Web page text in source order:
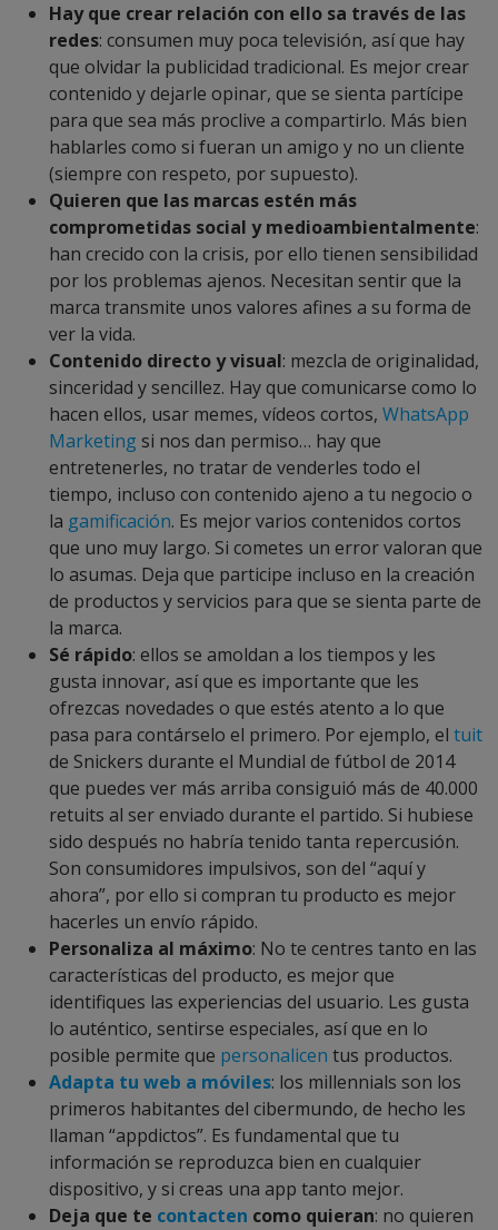
Hay que crear relación con ello sa través de las
redes: consumen muy poca televisión, así que hay
que olvidar la publicidad tradicional. Es mejor crear
contenido y dejarle opinar, que se sienta partícipe
para que sea más proclive a compartirlo. Más bien
hablarles como si fueran un amigo y no un cliente
(siempre con respeto, por supuesto).
Quieren que las marcas estén más
comprometidas social y medioambientalmente:
han crecido con la crisis, por ello tienen sensibilidad
por los problemas ajenos. Necesitan sentir que la
marca transmite unos valores afines a su forma de
ver la vida.
Contenido directo y visual: mezcla de originalidad,
sinceridad y sencillez. Hay que comunicarse como lo
hacen ellos, usar memes, vídeos cortos, WhatsApp
Marketingsi nos dan permiso… hay que
entretenerles, no tratar de venderles todo el
tiempo, incluso con contenido ajeno a tu negocio o
la gamificación. Es mejor varios contenidos cortos
que uno muy largo. Si cometes un error valoran que
lo asumas. Deja que participe incluso en la creación
de productos y servicios para que se sienta parte de
la marca.
Sé rápido: ellos se amoldan a los tiempos y les
gusta innovar, así que es importante que les
ofrezcas novedades o que estés atento a lo que
pasa para contárselo el primero. Por ejemplo, el tuit
de Snickers durante el Mundial de fútbol de 2014
que puedes ver más arriba consiguió más de 40.000
retuits al ser enviado durante el partido. Si hubiese
sido después no habría tenido tanta repercusión.
Son consumidores impulsivos, son del “aquí y
ahora”, por ello si compran tu producto es mejor
hacerles un envío rápido.
Personaliza al máximo: No te centres tanto en las
características del producto, es mejor que
identifiques las experiencias del usuario. Les gusta
lo auténtico, sentirse especiales, así que en lo
posible permite que personalicen tus productos.
Adapta tu web a móviles: los millennials son los
primeros habitantes del cibermundo, de hecho les
llaman “appdictos”. Es fundamental que tu
información se reproduzca bien en cualquier
dispositivo, y si creas una app tanto mejor.
Deja que te contacten como quieran: no quieren